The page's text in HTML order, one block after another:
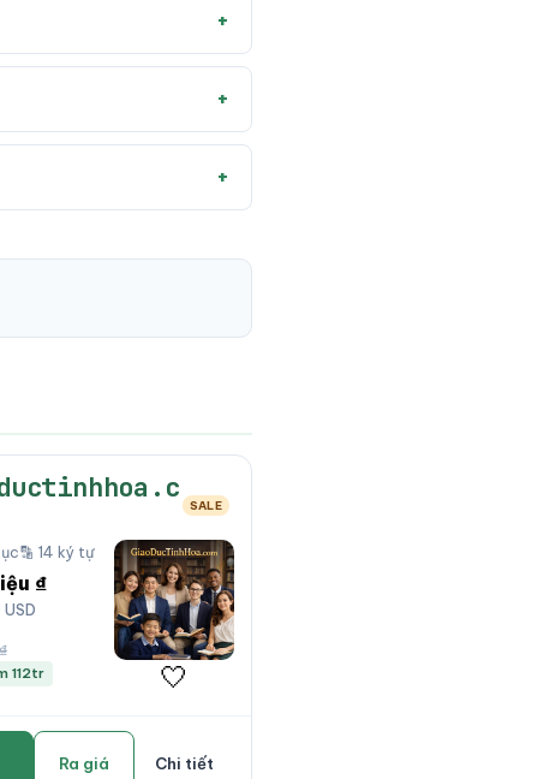
SALE
🔡 14 ký tự
₫
112tr 🤍
Ra giá Chi tiết